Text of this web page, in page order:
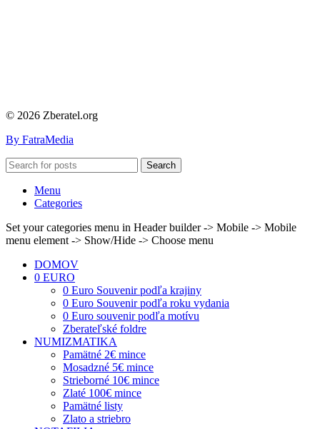
© 2026 Zberatel.org
By FatraMedia
Search
Menu
Categories
Set your categories menu in Header builder -> Mobile -> Mobile
menu element -> Show/Hide -> Choose menu
DOMOV
0 EURO
0 Euro Souvenir podľa krajiny
0 Euro Souvenir podľa roku vydania
0 Euro souvenir podľa motívu
Zberateľské foldre
NUMIZMATIKA
Pamätné 2€ mince
Mosadzné 5€ mince
Strieborné 10€ mince
Zlaté 100€ mince
Pamätné listy
Zlato a striebro